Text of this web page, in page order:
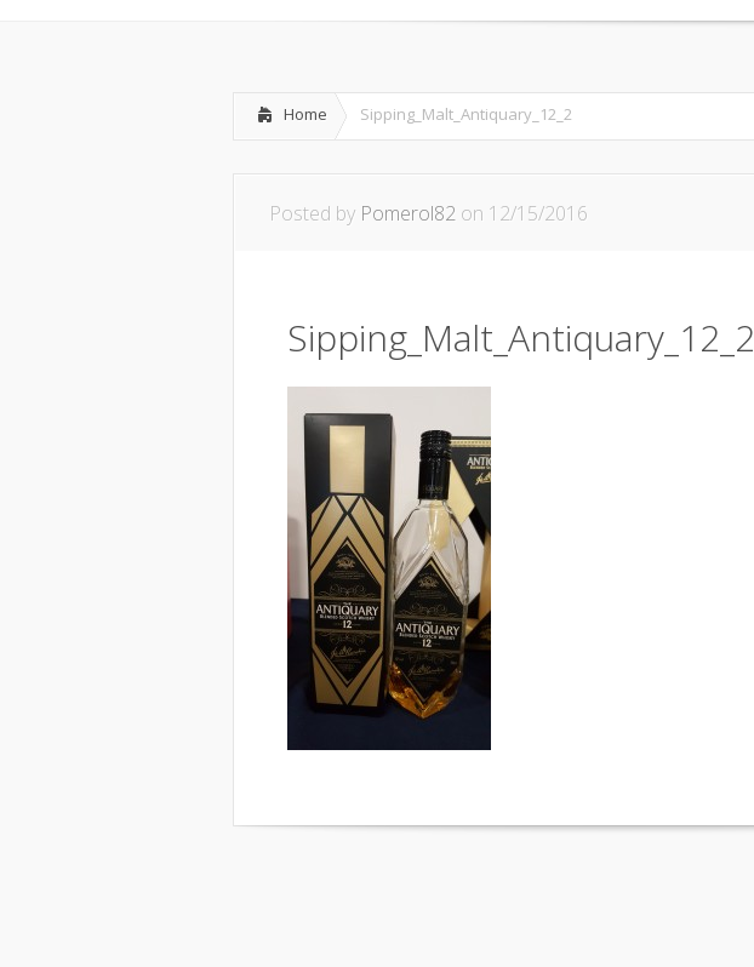
Home Sipping_Malt_Antiquary_12_2
Posted by Pomerol82 on 12/15/2016
Sipping_Malt_Antiquary_12_2